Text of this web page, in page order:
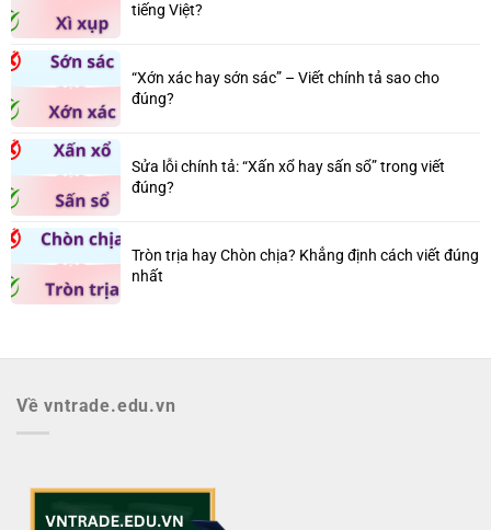
tiếng Việt?
“Xớn xác hay sớn sác” – Viết chính tả sao cho
đúng?
Sửa lỗi chính tả: “Xấn xổ hay sấn sổ” trong viết
đúng?
Tròn trịa hay Chòn chịa? Khẳng định cách viết đúng
nhất
Về vntrade.edu.vn